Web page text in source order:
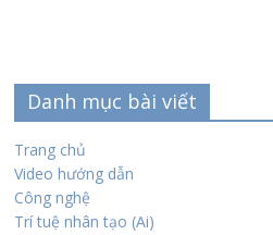
Danh mục bài viết
Trang chủ
Video hướng dẫn
Công nghệ
Trí tuệ nhân tạo (Ai)